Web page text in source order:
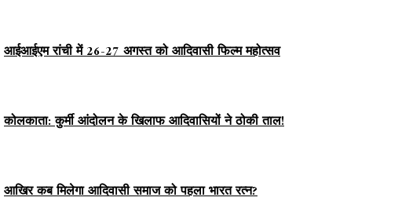
आईआईएम रांची में 26-27 अगस्त को आदिवासी फिल्म महोत्सव
कोलकाता: कुर्मी आंदोलन के खिलाफ आदिवासियों ने ठोकी ताल!
आखिर कब मिलेगा आदिवासी समाज को पहला भारत रत्न?